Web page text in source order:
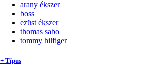
arany ékszer
boss
ezüst ékszer
thomas sabo
tommy hilfiger
+ Típus